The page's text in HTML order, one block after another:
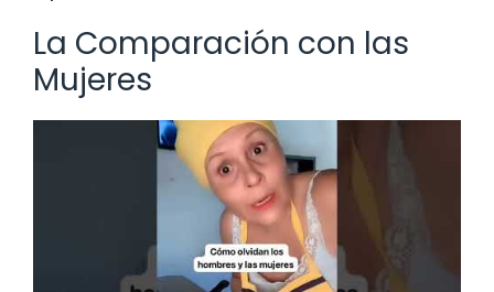
La Comparación con las
Mujeres